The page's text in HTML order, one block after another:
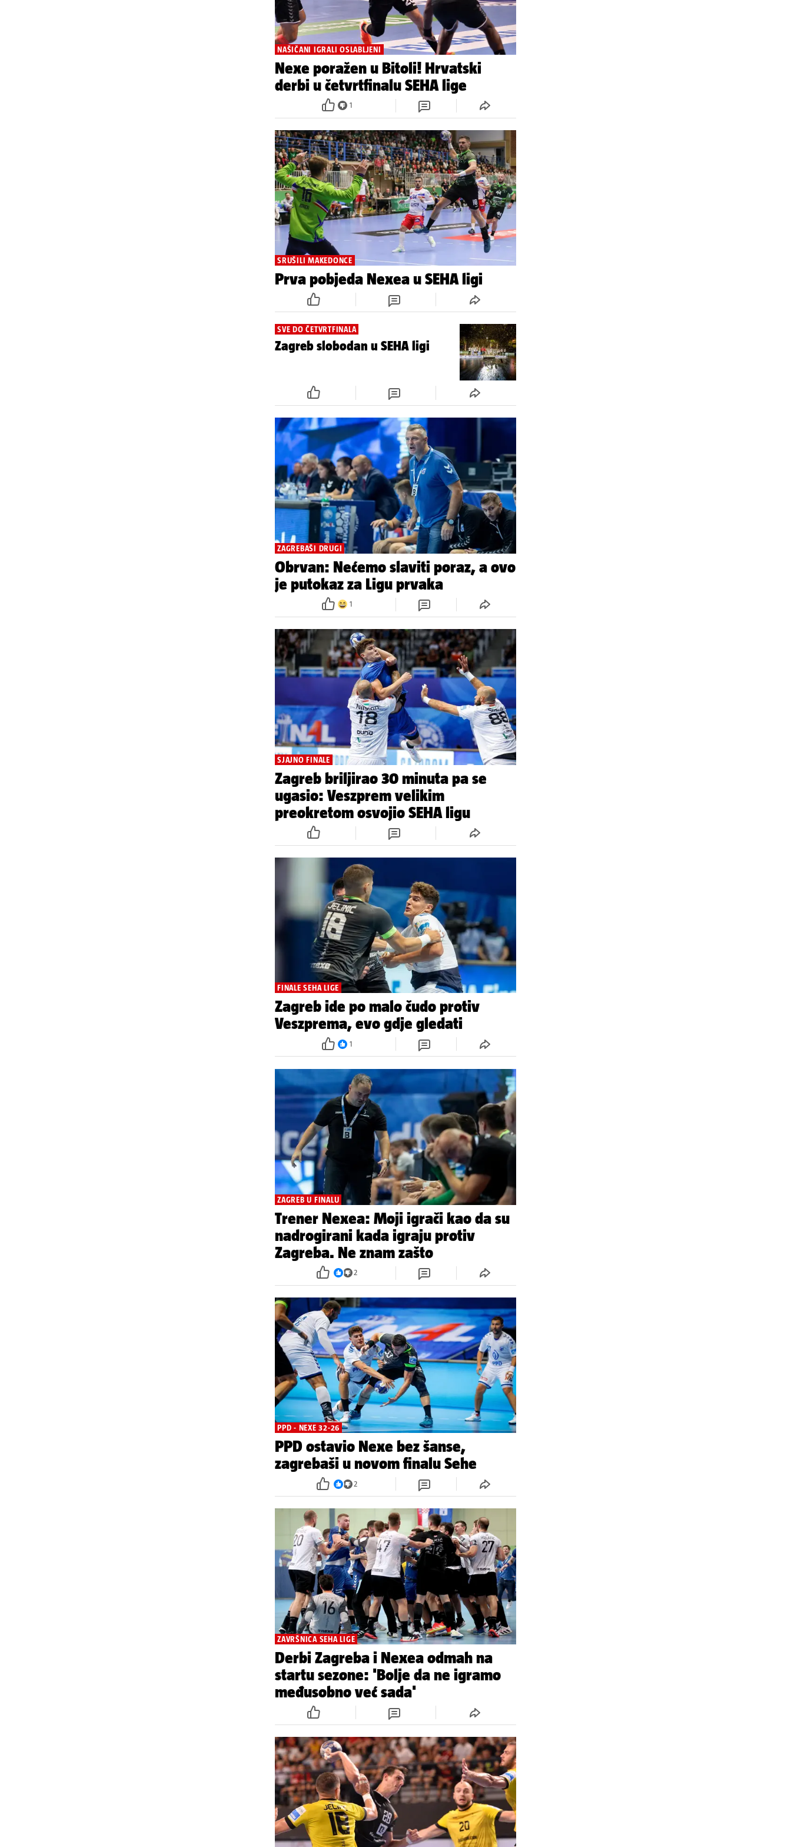
NAŠIČANI IGRALI OSLABLJENI
Nexe poražen u Bitoli! Hrvatski
derbi u četvrtfinalu SEHA lige
1
SRUŠILI MAKEDONCE
Prva pobjeda Nexea u SEHA ligi
SVE DO ČETVRTFINALA
Zagreb slobodan u SEHA ligi
ZAGREBAŠI DRUGI
Obrvan: Nećemo slaviti poraz, a ovo
je putokaz za Ligu prvaka
1
SJAJNO FINALE
Zagreb briljirao 30 minuta pa se
ugasio: Veszprem velikim
preokretom osvojio SEHA ligu
FINALE SEHA LIGE
Zagreb ide po malo čudo protiv
Veszprema, evo gdje gledati
1
ZAGREB U FINALU
Trener Nexea: Moji igrači kao da su
nadrogirani kada igraju protiv
Zagreba. Ne znam zašto
2
PPD - NEXE 32-26
PPD ostavio Nexe bez šanse,
zagrebaši u novom finalu Sehe
2
ZAVRŠNICA SEHA LIGE
Derbi Zagreba i Nexea odmah na
startu sezone: 'Bolje da ne igramo
međusobno već sada'